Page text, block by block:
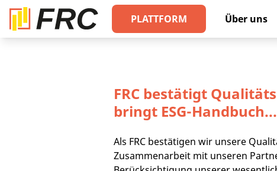
PLATTFORM Über uns
FRC bestätigt
bringt ESG-Handbuch...
Als FRC bestätigen wir unsere
Zusammenarbeit mit unseren